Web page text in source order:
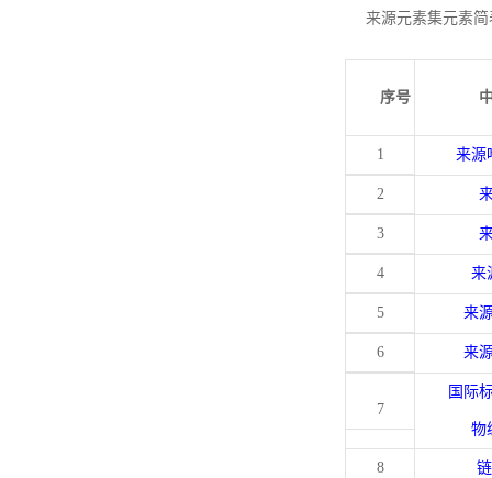
来源元素集元素简
序号
1 来源
2
3
4 来
5 来
6 来
7
国际
物
8